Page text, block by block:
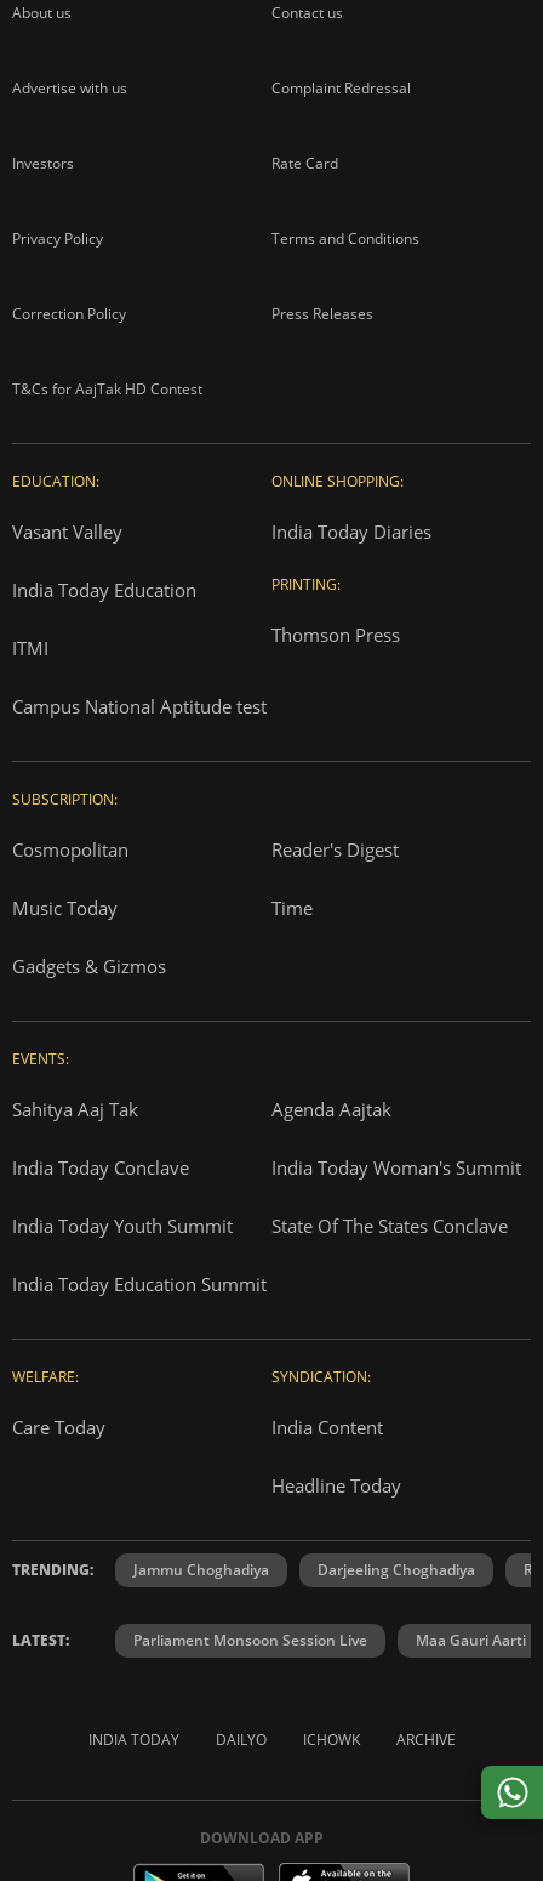
About us Contact us
Advertise with us Complaint Redressal
Investors Rate Card
Privacy Policy Terms and Conditions
Correction Policy Press Releases
T&Cs for AajTak HD Contest
EDUCATION:
Vasant Valley
India Today Education
ITMI
Campus National Aptitude test
ONLINE SHOPPING:
India Today Diaries
PRINTING:
Thomson Press
SUBSCRIPTION:
Cosmopolitan Reader's Digest
Music Today Time
Gadgets & Gizmos
EVENTS:
Sahitya Aaj Tak Agenda Aajtak
India Today Conclave India Today Woman's Summit
India Today Youth Summit State Of The States Conclave
India Today Education Summit
WELFARE:
Care Today
SYNDICATION:
India Content
Headline Today
TRENDING: Jammu Choghadiya Darjeeling Choghadiya
LATEST: Parliament Monsoon Session Live Maa Gauri Aarti
INDIA TODAY DAILYO ICHOWK ARCHIVE
DOWNLOAD APP